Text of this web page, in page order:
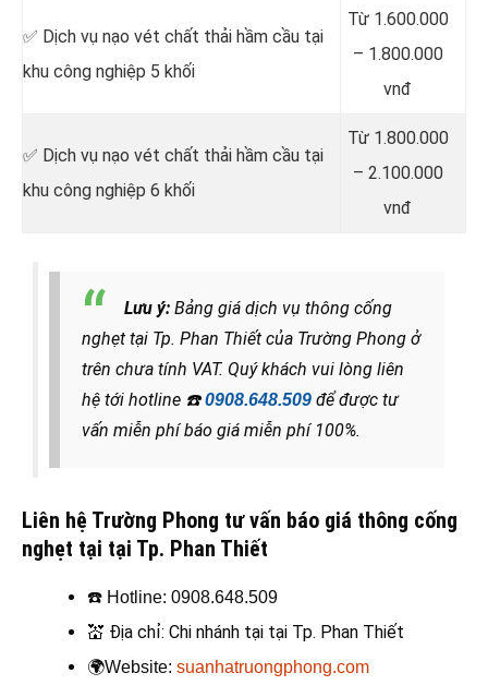
✅ Dịch vụ nạo vét chất thải hầm cầu tại
khu công nghiệp 5 khối
Từ 1.600.000
– 1.800.000
vnđ
✅ Dịch vụ nạo vét chất thải hầm cầu tại
khu công nghiệp 6 khối
Từ 1.800.000
– 2.100.000
vnđ
Lưu ý: Bảng giá dịch vụ thông cống
nghẹt tại Tp. Phan Thiết của Trường Phong ở
trên chưa tính VAT. Quý khách vui lòng liên
hệ tới hotline ☎️0908.648.509 để được tư
vấn miễn phí báo giá miễn phí 100%.
Liên hệ Trường Phong tư vấn báo giá thông cống
nghẹt tại tại Tp. Phan Thiết
☎️ Hotline: 0908.648.509
💒 Địa chỉ: Chi nhánh tại tại Tp. Phan Thiết
🌍Website: suanhatruongphong.com